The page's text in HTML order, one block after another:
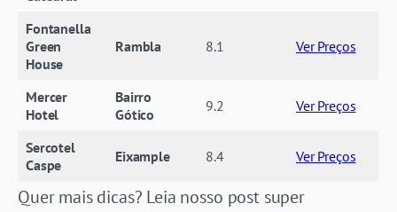
Fontanella
Green
House
Rambla 8.1 Ver Preços
Mercer
Hotel
Bairro
Gótico
9.2 Ver Preços
Sercotel
Caspe
Eixample 8.4 Ver Preços
Quer mais dicas? Leia nosso post super